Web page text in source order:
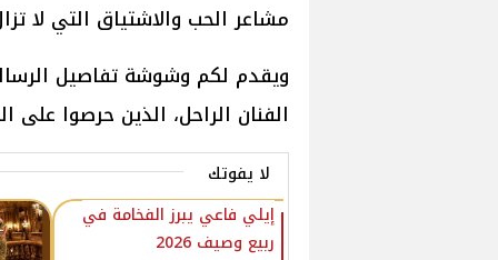
مشاعر الحب والاشتياق التي لا
ويقدم لكم وشوشة تفاصيل
الفنان الراحل، الذين حرصوا على
لا يفوتك
إيلي فاعي يبرز الفخامة في
ربيع وصيف 2026